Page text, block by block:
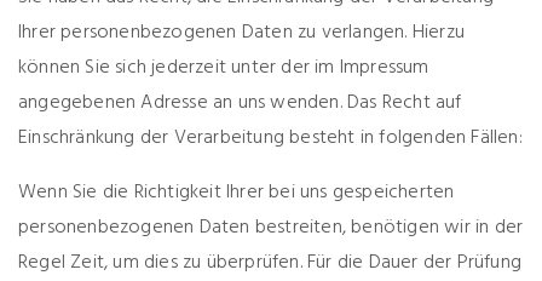
Ihrer personenbezogenen Daten zu verlangen. Hierzu
können Sie sich jederzeit unter der im Impressum
angegebenen Adresse an uns wenden. Das Recht auf
Einschränkung der Verarbeitung besteht in folgenden Fällen:
Wenn Sie die Richtigkeit Ihrer bei uns gespeicherten
personenbezogenen Daten bestreiten, benötigen wir in der
Regel Zeit, um dies zu überprüfen. Für die Dauer der Prüfung